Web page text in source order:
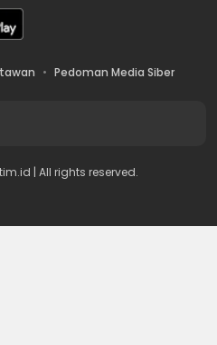
Pedoman Media Siber
| All rights reserved.